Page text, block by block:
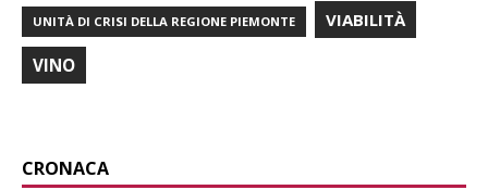
UNITÀ DI CRISI DELLA REGIONE PIEMONTE VIABILITÀ
VINO
CRONACA